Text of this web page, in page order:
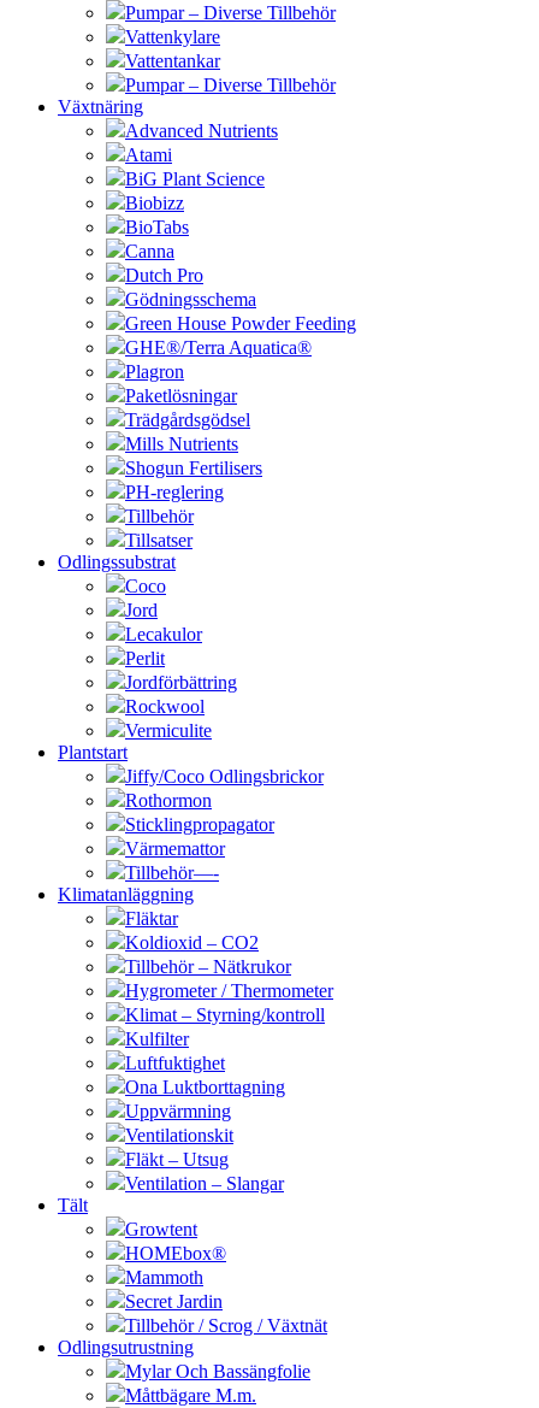
Pumpar – Diverse Tillbehör
Vattenkylare
Vattentankar
Pumpar – Diverse Tillbehör
Växtnäring
Advanced Nutrients
Atami
BiG Plant Science
Biobizz
BioTabs
Canna
Dutch Pro
Gödningsschema
Green House Powder Feeding
GHE®/Terra Aquatica®
Plagron
Paketlösningar
Trädgårdsgödsel
Mills Nutrients
Shogun Fertilisers
PH-reglering
Tillbehör
Tillsatser
Odlingssubstrat
Coco
Jord
Lecakulor
Perlit
Jordförbättring
Rockwool
Vermiculite
Plantstart
Jiffy/Coco Odlingsbrickor
Rothormon
Sticklingpropagator
Värmemattor
Tillbehör—-
Klimatanläggning
Fläktar
Koldioxid – CO2
Tillbehör – Nätkrukor
Hygrometer / Thermometer
Klimat – Styrning/kontroll
Kulfilter
Luftfuktighet
Ona Luktborttagning
Uppvärmning
Ventilationskit
Fläkt – Utsug
Ventilation – Slangar
Tält
Growtent
HOMEbox®
Mammoth
Secret Jardin
Tillbehör / Scrog / Växtnät
Odlingsutrustning
Mylar Och Bassängfolie
Måttbägare M.m.